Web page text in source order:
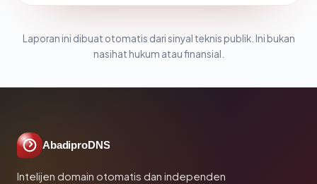
Laporan ini dibuat otomatis dari sinyal teknis publik. Ini bukan
nasihat hukum atau finansial.
AbadiproDNS
Intelijen domain otomatis dan independen